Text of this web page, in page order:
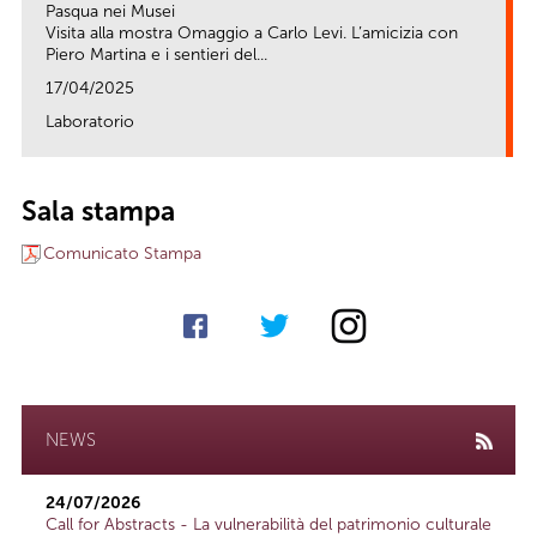
Pasqua nei Musei
Visita alla mostra Omaggio a Carlo Levi. L’amicizia con
Piero Martina e i sentieri del...
17/04/2025
Laboratorio
Sala stampa
Comunicato Stampa
NEWS
24/07/2026
Call for Abstracts - La vulnerabilità del patrimonio culturale